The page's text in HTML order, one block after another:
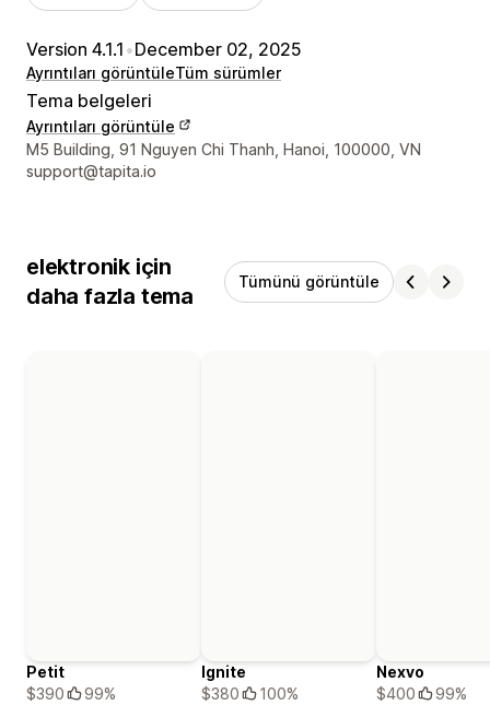
Version 4.1.1 •December 02, 2025
Ayrıntıları görüntüleTüm sürümler
Tema belgeleri
Ayrıntıları görüntüle
Tasarımcı iletişim bilgileri
M5 Building, 91 Nguyen Chi Thanh, Hanoi, 100000, VN
support@tapita.io
elektronik için
daha fazla tema
Tümünü görüntüle
Petit
$390
99%
Ignite
$380
100%
Nexvo
$400
99%